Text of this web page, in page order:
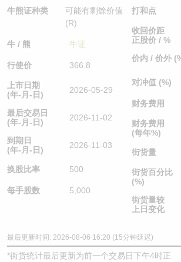
牛熊证种类
可能有剩馀价值
(R)
牛 / 熊 牛证
行使价 366.8
上市日期
(年-月-日)
2026-05-29
最后交易日
(年-月-日)
2026-11-02
到期日
(年-月-日)
2026-11-03
换股比率 500
每手股数 5,000
打和点
收回价距
正股价 / %
价内 / 价外
对冲值 (%)
财务费用
财务费用
(每年%)
街货量
街货百分比
(%)
街货量较
上日变化
最后更新时间: 2026-08-06 16:20 (15分钟延迟)
*街货统计最后更新为前一个交易日下午4时正